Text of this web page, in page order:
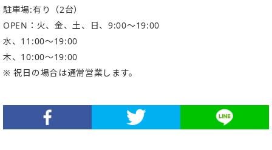
駐車場:有り（2台）
OPEN：火、金、土、日、9:00〜19:00
水、11:00～19:00
木、10:00～19:00
※ 祝日の場合は通常営業します。